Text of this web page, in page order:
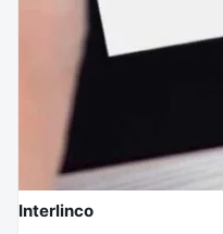
Interlinco